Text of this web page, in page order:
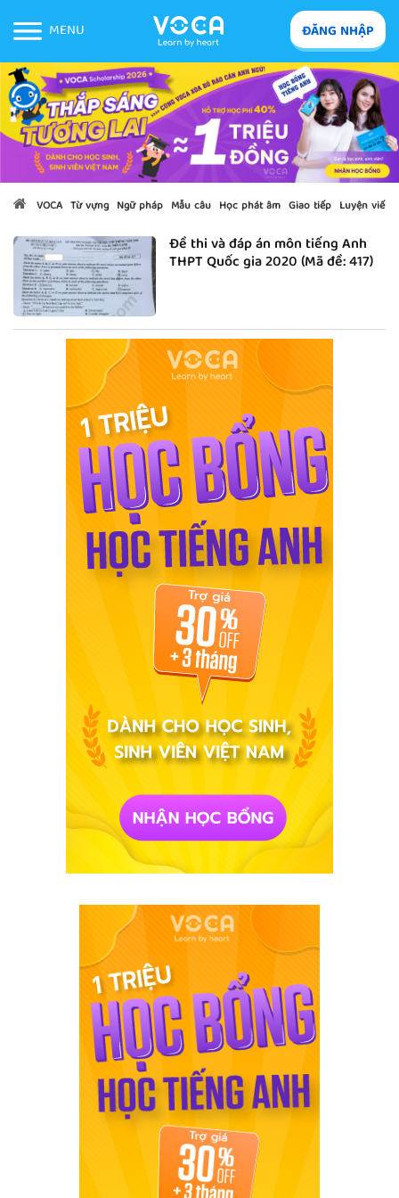
MENU ĐĂNG NHẬP
VOCA Từ vựng Ngữ pháp Mẫu câu Học phát âm Giao tiếp Luyện viết
Đề thi và đáp án môn tiếng Anh
THPT Quốc gia 2020 (Mã đề: 417)